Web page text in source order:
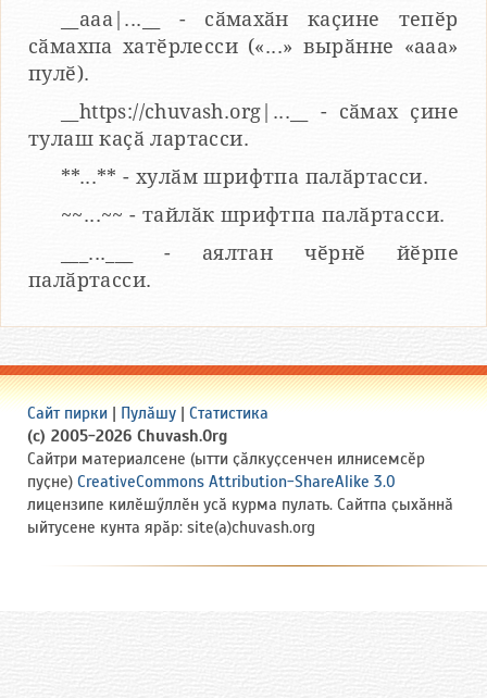
__aaa|...__ - сӑмахӑн каҫине тепӗр
сӑмахпа хатӗрлесси («...» вырӑнне «ааа»
пулӗ).
__https://chuvash.org|...__ - сӑмах ҫине
тулаш каҫӑ лартасси.
**...** - хулӑм шрифтпа палӑртасси.
~~...~~ - тайлӑк шрифтпа палӑртасси.
___...___ - аялтан чӗрнӗ йӗрпе
палӑртасси.
Сайт пирки | Пулӑшу | Статистика
(c) 2005-2026 Chuvash.Org
Сайтри материалсене (ытти ҫӑлкуҫсенчен илнисемсӗр
пуҫне) CreativeCommons Attribution-ShareAlike 3.0
лицензипе килӗшӳллӗн усӑ курма пулать. Сайтпа ҫыхӑннӑ
ыйтусене кунта ярӑр: site(a)chuvash.org